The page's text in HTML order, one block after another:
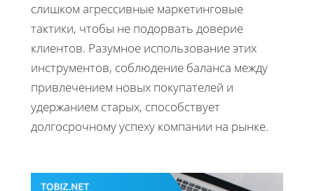
слишком агрессивные маркетинговые
тактики, чтобы не подорвать доверие
клиентов. Разумное использование этих
инструментов, соблюдение баланса между
привлечением новых покупателей и
удержанием старых, способствует
долгосрочному успеху компании на рынке.